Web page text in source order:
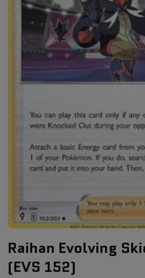
Raihan Evolving
(EVS 152)